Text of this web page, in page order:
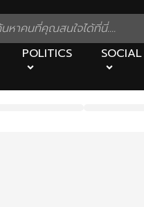
POLITICS SOCIAL